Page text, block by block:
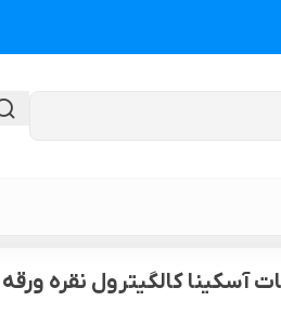
ورقه ای بی بران
آسکینا کالگیترول نقره